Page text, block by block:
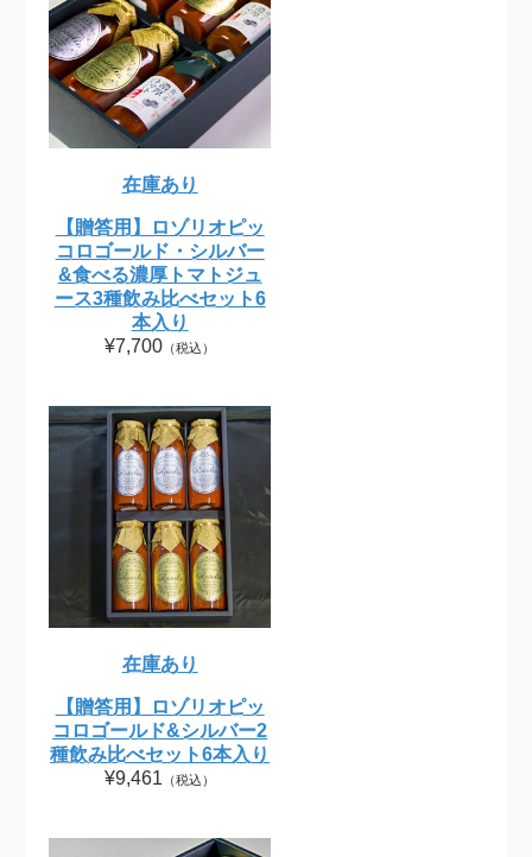
在庫あり
【贈答用】ロゾリオピッ
コロゴールド・シルバー
&食べる濃厚トマトジュ
ース3種飲み比べセット6
本入り
¥7,700 （税込）
在庫あり
【贈答用】ロゾリオピッ
コロゴールド&シルバー2
種飲み比べセット6本入り
¥9,461 （税込）